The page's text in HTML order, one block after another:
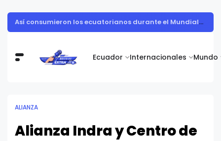
Ecuador Internacionales Mundo
Así consumieron los ecuatorianos durante el Mundial 2026
ALIANZA
Alianza Indra y Centro de